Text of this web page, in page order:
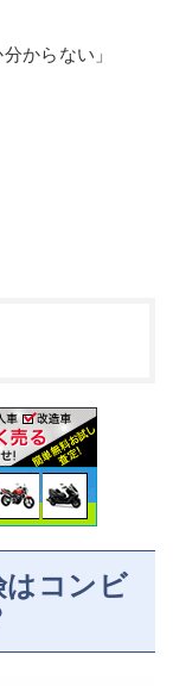
からない」
はコンビ